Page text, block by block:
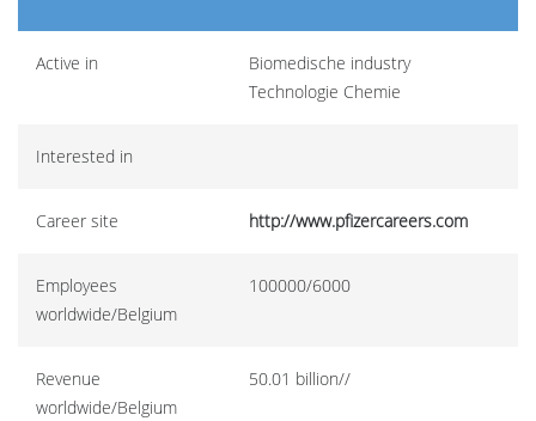
Active in
Biomedische industry
Technologie Chemie
Interested in
Career site http://www.pfizercareers.com
Employees
worldwide/Belgium
100000/6000
Revenue
worldwide/Belgium
50.01 billion//